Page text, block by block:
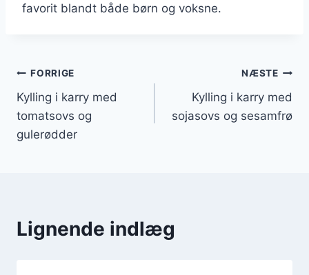
favorit blandt både børn og voksne.
Indlægsnavigation
FORRIGE
Kylling i karry med
tomatsovs og
gulerødder
NÆSTE
Kylling i karry med
sojasovs og sesamfrø
Lignende indlæg